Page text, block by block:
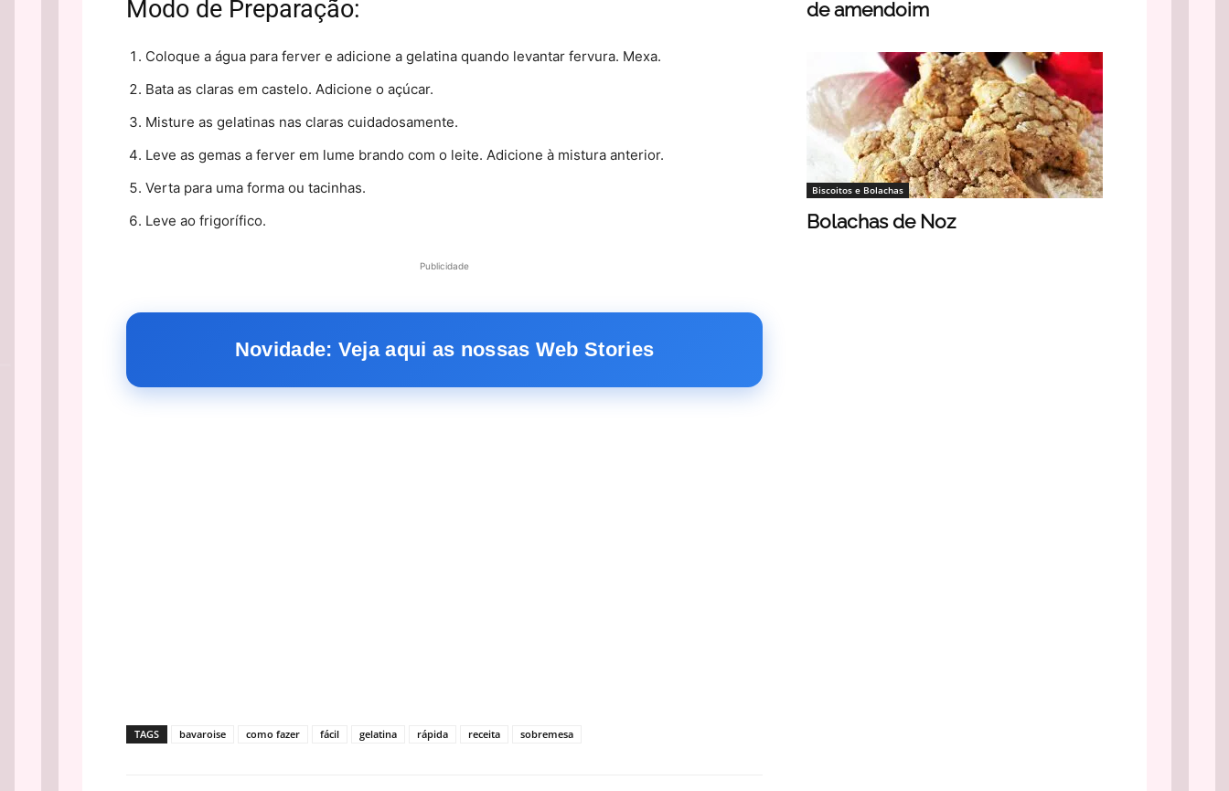
Modo de Preparação:
Coloque a água para ferver e adicione a gelatina quando levantar fervura. Mexa.
Bata as claras em castelo. Adicione o açúcar.
Misture as gelatinas nas claras cuidadosamente.
Leve as gemas a ferver em lume brando com o leite. Adicione à mistura anterior.
Verta para uma forma ou tacinhas.
Leve ao frigorífico.
Publicidade
Novidade: Veja aqui as nossas Web Stories
TAGS bavaroise como fazer fácil gelatina rápida receita sobremesa
de amendoim
Biscoitos e Bolachas
Bolachas de Noz